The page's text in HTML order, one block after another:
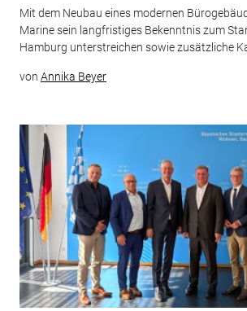
Mit dem Neubau eines modernen
Marine sein langfristiges Bekenntnis zum
Hamburg unterstreichen sowie zusätzliche
von Annika Beyer